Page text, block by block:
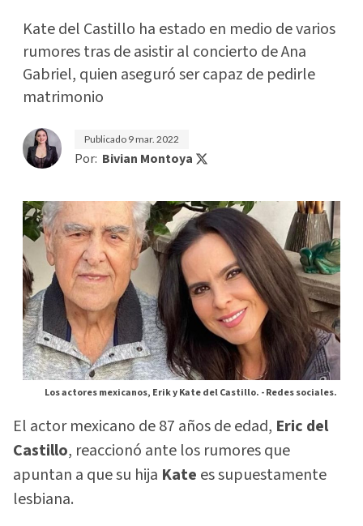
Kate del Castillo ha estado en medio de varios
rumores tras de asistir al concierto de Ana
Gabriel, quien aseguró ser capaz de pedirle
matrimonio
Publicado 9 mar. 2022
Por: Bivian Montoya
Los actores mexicanos, Erik y Kate del Castillo. -Redes sociales.
El actor mexicano de 87 años de edad, Eric del
Castillo, reaccionó ante los rumores que
apuntan a que su hija Kate es supuestamente
lesbiana.